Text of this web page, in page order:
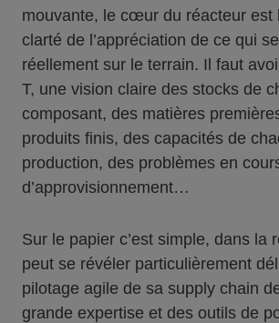
mouvante, le cœur du réacteur est
clarté de l’appréciation de ce qui
réellement sur le terrain. Il faut
T, une vision claire des stocks de
composant, des matières
produits finis, des capacités de
production, des problèmes en
d’approvisionnement…
Sur le papier c’est simple, dans la
peut se révéler particulièrement
pilotage agile de sa supply chain
grande expertise et des outils de